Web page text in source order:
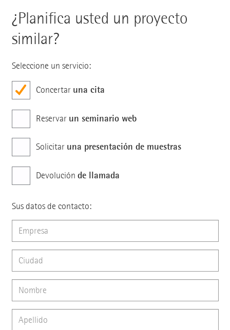
¿Planifica usted un proyecto
similar?
Seleccione un servicio:
Concertar una cita
Reservar un seminario web
Solicitar una presentación de muestras
Devolución de llamada
Sus datos de contacto: